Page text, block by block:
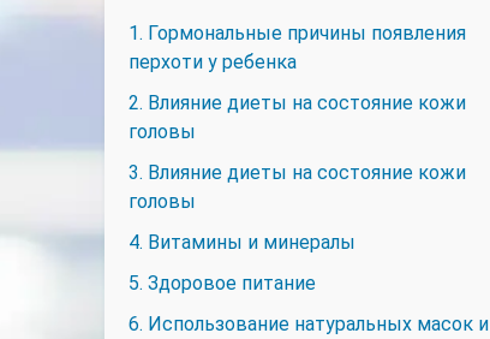
1. Гормональные причины появления
перхоти у ребенка
2. Влияние диеты на состояние кожи
головы
3. Влияние диеты на состояние кожи
головы
4. Витамины и минералы
5. Здоровое питание
6. Использование натуральных масок и